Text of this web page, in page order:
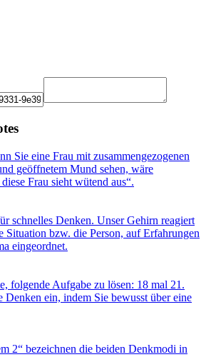
Sie eine Frau mit zusammengezogenen
geöffnetem Mund sehen, wäre
Frau sieht wütend aus“.
schnelles Denken. Unser Gehirn reagiert
Situation bzw. die Person, auf Erfahrungen
eingeordnet.
folgende Aufgabe zu lösen: 18 mal 21.
Denken ein, indem Sie bewusst über eine
2“ bezeichnen die beiden Denkmodi in